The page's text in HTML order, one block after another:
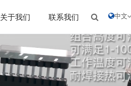
关于我们 联系我们 中文